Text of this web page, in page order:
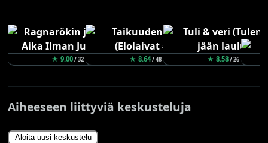
★ 9.00/ 32 ★ 8.64/ 48 ★ 8.58/ 26
Aiheeseen liittyviä keskusteluja
Aloita uusi keskustelu